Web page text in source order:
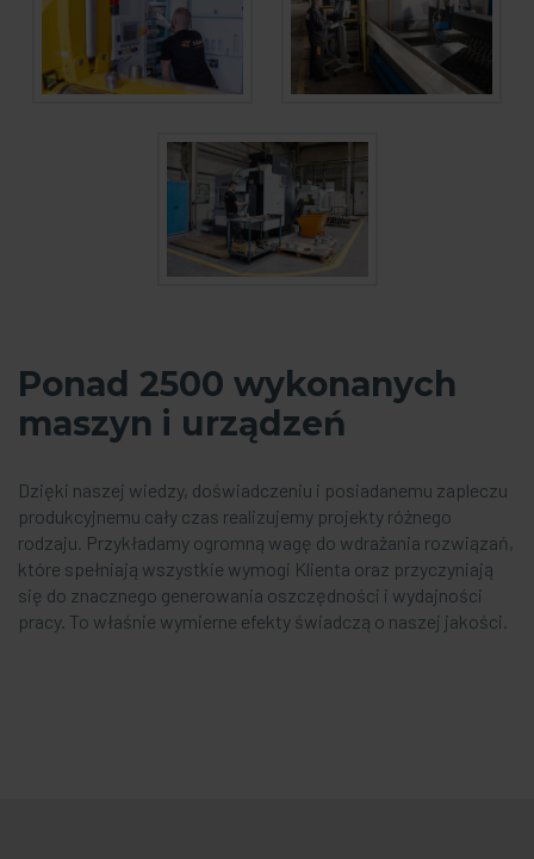
Ponad 2500 wykonanych
maszyn i urządzeń
Dzięki naszej wiedzy, doświadczeniu i posiadanemu zapleczu
produkcyjnemu cały czas realizujemy projekty różnego
rodzaju. Przykładamy ogromną wagę do wdrażania rozwiązań,
które spełniają wszystkie wymogi Klienta oraz przyczyniają
się do znacznego generowania oszczędności i wydajności
pracy. To właśnie wymierne efekty świadczą o naszej jakości.